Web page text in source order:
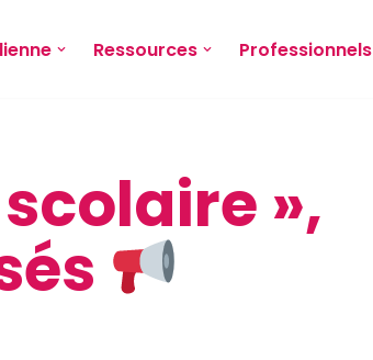
Ressources Professionnels
»,